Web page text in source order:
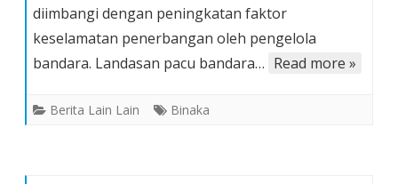
Binaka
Bebas
diimbangi dengan peningkatan faktor
keselamatan penerbangan oleh pengelola
bandara. Landasan pacu bandara… Read more »
Berita Lain Lain Binaka